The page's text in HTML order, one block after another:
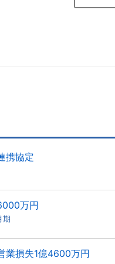
携協定
万円
期
業損失1億4600万円